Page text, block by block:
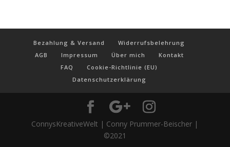
Bezahlung & Versand
Widerrufsbelehrung
AGB
Impressum Über mich
Kontakt
FAQ
Cookie-Richtlinie (EU)
Datenschutzerklärung
ConnysKreativeWelt | Conny Prummer-Beischer |
©2021